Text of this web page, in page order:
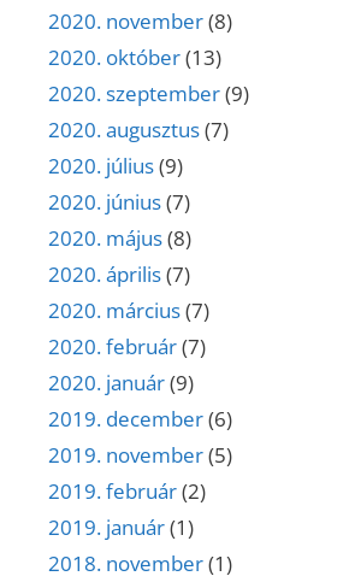
2020. november(8)
2020. október(13)
2020. szeptember(9)
2020. augusztus(7)
2020. július(9)
2020. június(7)
2020. május(8)
2020. április(7)
2020. március(7)
2020. február(7)
2020. január(9)
2019. december(6)
2019. november(5)
2019. február(2)
2019. január(1)
2018. november(1)